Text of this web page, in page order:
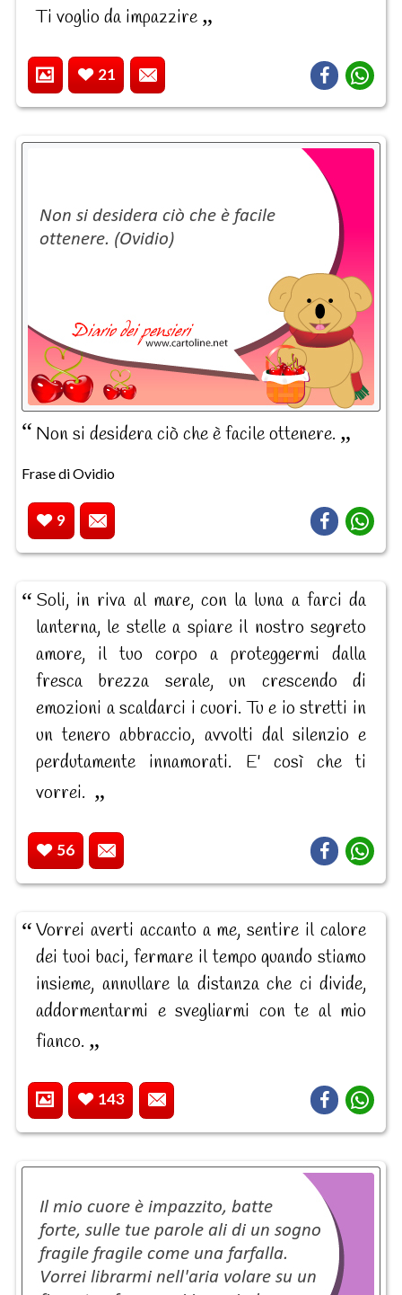
Ti voglio da impazzire
21
Non si desidera ciò che è facile ottenere.
Frase di Ovidio
9
Soli, in riva al mare, con la luna a farci da
lanterna, le stelle a spiare il nostro segreto
amore, il tuo corpo a proteggermi dalla
fresca brezza serale, un crescendo di
emozioni a scaldarci i cuori. Tu e io stretti in
un tenero abbraccio, avvolti dal silenzio e
perdutamente innamorati. E' così che ti
vorrei.
56
Vorrei averti accanto a me, sentire il calore
dei tuoi baci, fermare il tempo quando stiamo
insieme, annullare la distanza che ci divide,
addormentarmi e svegliarmi con te al mio
fianco.
143